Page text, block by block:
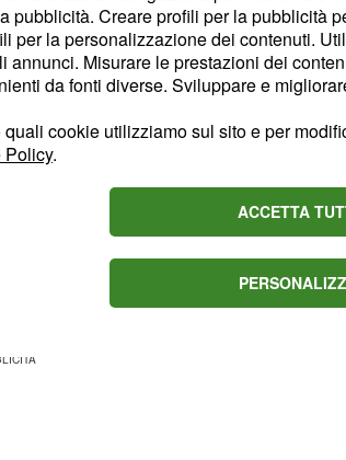
a vicenda.
completamente sul
è passata inosservata.
da Ranieri, ad esempio,
così come un commento.
per il post Instagram di
proferito parola ne
pubblicità. Creare profili per la pubblicità
per la personalizzazione dei contenuti.
annunci. Misurare le prestazioni dei
da fonti diverse. Sviluppare e
cookie utilizziamo sul sito e per
Policy.
ACCETTA